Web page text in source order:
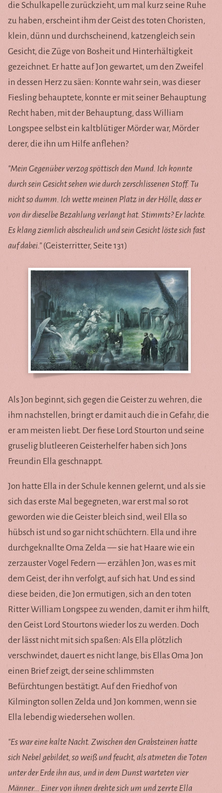
die Schulkapelle zurückzieht, um mal kurz seine Ruhe
zu haben, erscheint ihm der Geist des toten Choristen,
klein, dünn und durchscheinend, katzengleich sein
Gesicht, die Züge von Bosheit und Hinterhältigkeit
gezeichnet. Er hatte auf Jon gewartet, um den Zweifel
in dessen Herz zu säen: Konnte wahr sein, was dieser
Fiesling behauptete, konnte er mit seiner Behauptung
Recht haben, mit der Behauptung, dass William
Longspee selbst ein kaltblütiger Mörder war, Mörder
derer, die ihn um Hilfe anflehen?
"Mein Gegenüber verzog spöttisch den Mund. Ich konnte
durch sein Gesicht sehen wie durch zerschlissenen Stoff. Tu
nicht so dumm. Ich wette meinen Platz in der Hölle, dass er
von dir dieselbe Bezahlung verlangt hat. Stimmts? Er lachte.
Es klang ziemlich abscheulich und sein Gesicht löste sich fast
auf dabei."(Geisterritter, Seite 131)
Als Jon beginnt, sich gegen die Geister zu wehren, die
ihm nachstellen, bringt er damit auch die in Gefahr, die
er am meisten liebt. Der fiese Lord Stourton und seine
gruselig blutleeren Geisterhelfer haben sich Jons
Freundin Ella geschnappt.
Jon hatte Ella in der Schule kennen gelernt, und als sie
sich das erste Mal begegneten, war erst mal so rot
geworden wie die Geister bleich sind, weil Ella so
hübsch ist und so gar nicht schüchtern. Ella und ihre
durchgeknallte Oma Zelda — sie hat Haare wie ein
zerzauster Vogel Federn — erzählen Jon, was es mit
dem Geist, der ihn verfolgt, auf sich hat. Und es sind
diese beiden, die Jon ermutigen, sich an den toten
Ritter William Longspee zu wenden, damit er ihm hilft,
den Geist Lord Stourtons wieder los zu werden. Doch
der lässt nicht mit sich spaßen: Als Ella plötzlich
verschwindet, dauert es nicht lange, bis Ellas Oma Jon
einen Brief zeigt, der seine schlimmsten
Befürchtungen bestätigt. Auf den Friedhof von
Kilmington sollen Zelda und Jon kommen, wenn sie
Ella lebendig wiedersehen wollen.
"Es war eine kalte Nacht. Zwischen den Grabsteinen hatte
sich Nebel gebildet, so weiß und feucht, als atmeten die Toten
unter der Erde ihn aus, und in dem Dunst warteten vier
Männer... Einer von ihnen drehte sich um und zerrte Ella